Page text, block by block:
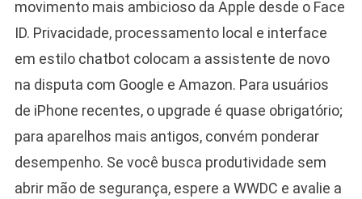
movimento mais ambicioso da Apple desde o Face
ID. Privacidade, processamento local e interface
em estilo chatbot colocam a assistente de novo
na disputa com Google e Amazon. Para usuários
de iPhone recentes, o upgrade é quase obrigatório;
para aparelhos mais antigos, convém ponderar
desempenho. Se você busca produtividade sem
abrir mão de segurança, espere a WWDC e avalie a